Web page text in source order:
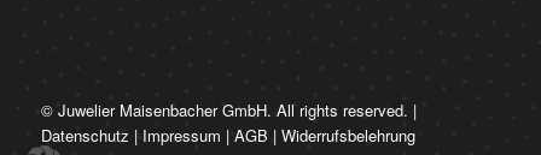
© Juwelier Maisenbacher GmbH. All rights reserved. |
Datenschutz | Impressum | AGB | Widerrufsbelehrung